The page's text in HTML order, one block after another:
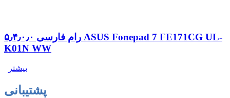
رام فارسی ۵٫۴٫۰٫۰ ASUS Fonepad 7 FE171CG UL-
K01N WW
بیشتر
پشتیبانی